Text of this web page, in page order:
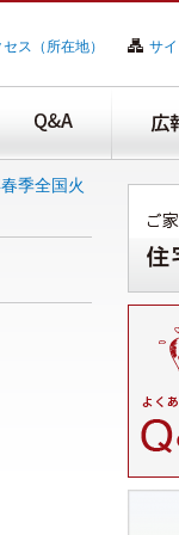
セス（所在地） サ
季全国火